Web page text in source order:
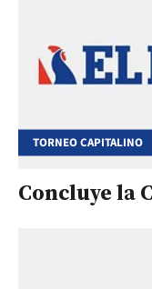
TORNEO CAPITALINO
Concluye la